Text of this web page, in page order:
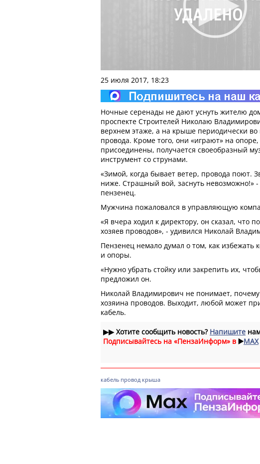
25 июля 2017, 18:23
Ночные серенады не дают уснуть жителю
проспекте Строителей Николаю
верхнем этаже, а на крыше периодически
провода. Кроме того, они «играют» на опоре,
присоединены, получается своеобразный
инструмент со струнами.
«Зимой, когда бывает ветер, провода поют.
ниже. Страшный вой, заснуть невозможно!» -
пензенец.
Мужчина пожаловался в управляющую
«Я вчера ходил к директору, он сказал, что
хозяев проводов», - удивился Николай
Пензенец немало думал о том, как избежать
и опоры.
«Нужно убрать стойку или закрепить их,
предложил он.
Николай Владимирович не понимает,
хозяина проводов. Выходит, любой может
кабель.
▶▶Хотите сообщить новость? Напишите
Подписывайтесь на «ПензаИнформ» в ▶️MAX
кабель провод крыша